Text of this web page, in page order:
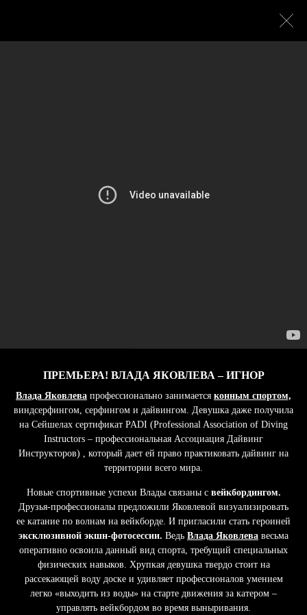
ПРЕМЬЕРА! ВЛАДА ЯКОВЛЕВА – ИГНОР
Влада Яковлева профессионально занимается конным спортом,
виндсерфингом, серфингом и дайвингом. Девушка даже получила
на Сейшелах сертификат PADI (Professional Association of Diving
Instructors – профессиональная Ассоциация Дайвинг
Инструкторов) , который дает ей право практиковать дайвинг на
территории всего мира.
Новые спортивные успехи Влады связаны с вейкбордингом.
Друзья-профессионалы предложили Яковлевой визуализировать
ее катание по волнам на вейкборде. И пригласили стать героиней
эксклюзивной экшн-фотосессии. Ведь Влада Яковлева весьма
оперативно освоила данный вид спорта, требущий специальных
физических навыков. Хрупкая девушка твердо стоит на
рассекающей воду доске и удивляет профессионалов умением
легко «выходить из воды» на старте движения за катером –
управлять вейкбордом во время выныривания.